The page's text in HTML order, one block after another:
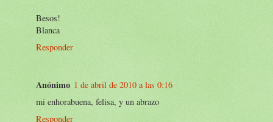
Besos!
Blanca
Responder
Anónimo 1 de abril de 2010 a las 0:16
mi enhorabuena, felisa, y un abrazo
Responder